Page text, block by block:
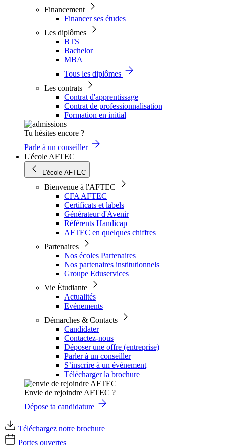
Financement
Financer ses études
Les diplômes
BTS
Bachelor
MBA
Tous les diplômes
Les contrats
Contrat d'apprentissage
Contrat de professionnalisation
Formation en initial
Tu hésites encore ?
Parle à un conseiller
L'école AFTEC
L'école AFTEC
Bienvenue à l'AFTEC
CFA AFTEC
Certificats et labels
Générateur d'Avenir
Référents Handicap
AFTEC en quelques chiffres
Partenaires
Nos écoles Partenaires
Nos partenaires institutionnels
Groupe Eduservices
Vie Étudiante
Actualités
Evénements
Démarches & Contacts
Candidater
Contactez-nous
Déposer une offre (entreprise)
Parler à un conseiller
S’inscrire à un événement
Télécharger la brochure
Envie de rejoindre AFTEC ?
Dépose ta candidature
Téléchargez notre brochure
Portes ouvertes